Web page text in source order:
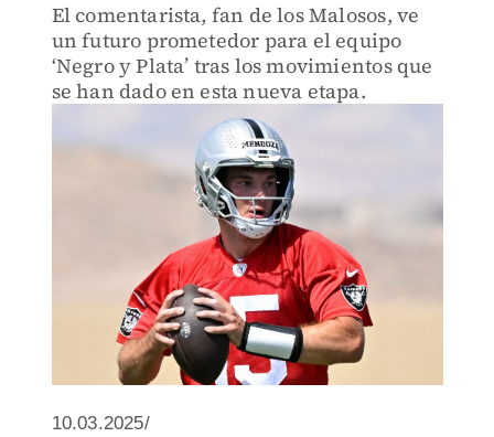
El comentarista, fan de los Malosos, ve
un futuro prometedor para el equipo
‘Negro y Plata’ tras los movimientos que
se han dado en esta nueva etapa.
10.03.2025/